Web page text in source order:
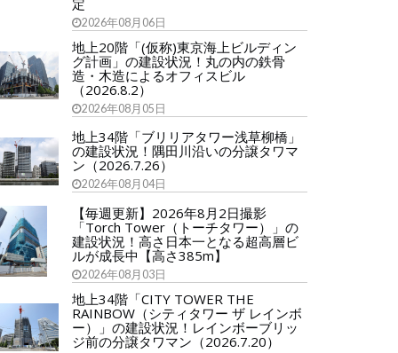
定
2026年08月06日
地上20階「(仮称)東京海上ビルディン
グ計画」の建設状況！丸の内の鉄骨
造・木造によるオフィスビル
（2026.8.2）
2026年08月05日
地上34階「ブリリアタワー浅草柳橋」
の建設状況！隅田川沿いの分譲タワマ
ン（2026.7.26）
2026年08月04日
【毎週更新】2026年8月2日撮影
「Torch Tower（トーチタワー）」の
建設状況！高さ日本一となる超高層ビ
ルが成長中【高さ385m】
2026年08月03日
地上34階「CITY TOWER THE
RAINBOW（シティタワー ザ レインボ
ー）」の建設状況！レインボーブリッ
ジ前の分譲タワマン（2026.7.20）